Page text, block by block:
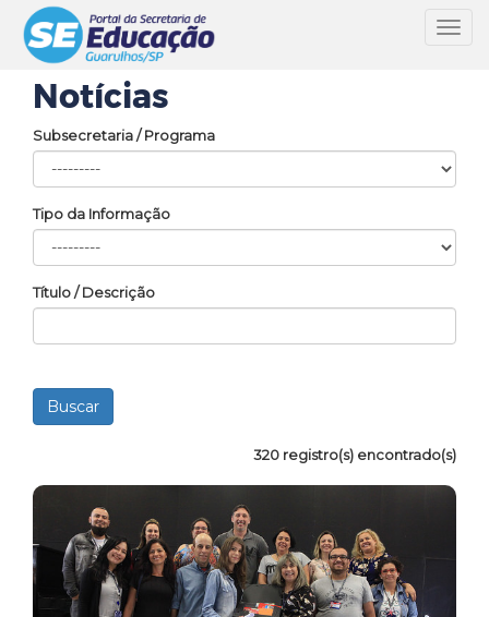
Notícias
Subsecretaria / Programa
Tipo da Informação
Título / Descrição
320 registro(s) encontrado(s)